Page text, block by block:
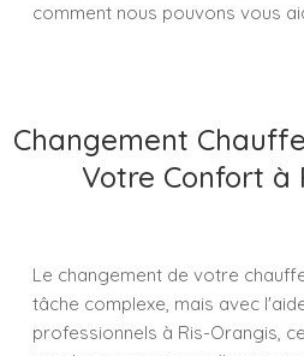
comment nous pouvons vous
Changement
Votre Confort à
Le changement de votre
tâche complexe, mais avec
professionnels à Ris-Orangis,